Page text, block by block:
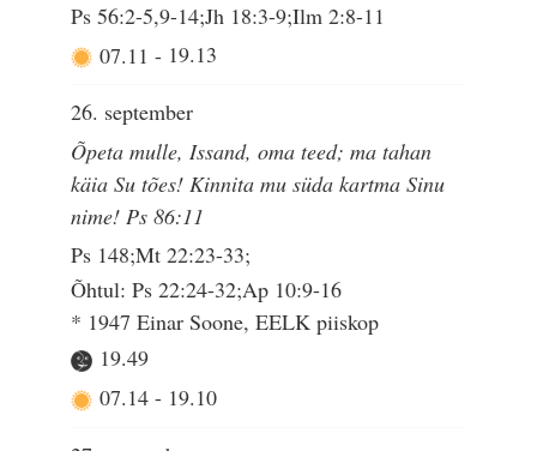
Ps 56:2-5,9-14;Jh 18:3-9;Ilm 2:8-11
07.11 - 19.13
26. september
Õpeta mulle, Issand, oma teed; ma tahan
käia Su tões! Kinnita mu süda kartma Sinu
nime! Ps 86:11
Ps 148;Mt 22:23-33;
Õhtul: Ps 22:24-32;Ap 10:9-16
* 1947 Einar Soone, EELK piiskop
19.49
07.14 - 19.10